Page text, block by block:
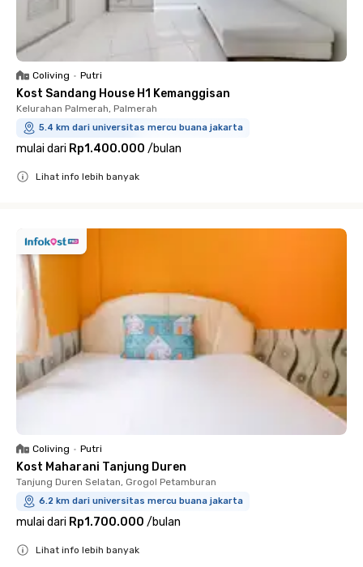
Coliving • Putri
Kost Sandang House H1 Kemanggisan
Kelurahan Palmerah, Palmerah
5.4 km dari universitas mercu buana jakarta
mulai dari Rp1.400.000 /bulan
Lihat info lebih banyak
Coliving • Putri
Kost Maharani Tanjung Duren
Tanjung Duren Selatan, Grogol Petamburan
6.2 km dari universitas mercu buana jakarta
mulai dari Rp1.700.000 /bulan
Lihat info lebih banyak